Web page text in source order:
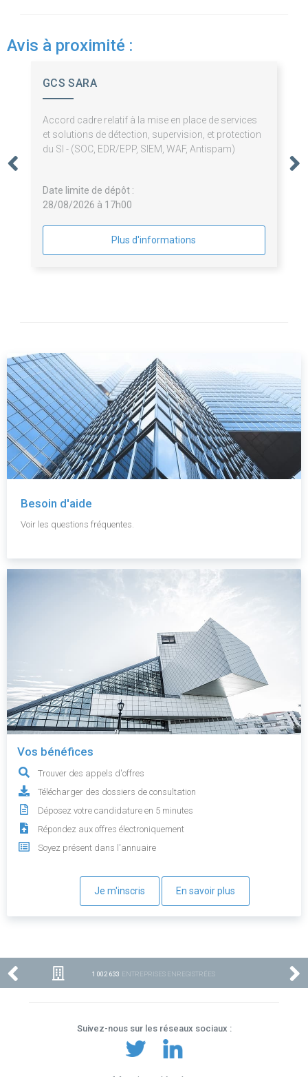
Avis à proximité :
GCS SARA
Accord cadre relatif à la mise en place de services
et solutions de détection, supervision, et protection
du SI - (SOC, EDR/EPP, SIEM, WAF, Antispam)
Date limite de dépôt :
28/08/2026 à 17h00
Plus d'informations
Besoin d'aide
Voir les questions fréquentes.
Vos bénéfices
Trouver des appels d'offres
Télécharger des dossiers de consultation
Déposez votre candidature en 5 minutes
Répondez aux offres électroniquement
Soyez présent dans l'annuaire
Je m'inscris En savoir plus
1 002 633 ENTREPRISES ENREGISTRÉES
Suivez-nous sur les réseaux sociaux :